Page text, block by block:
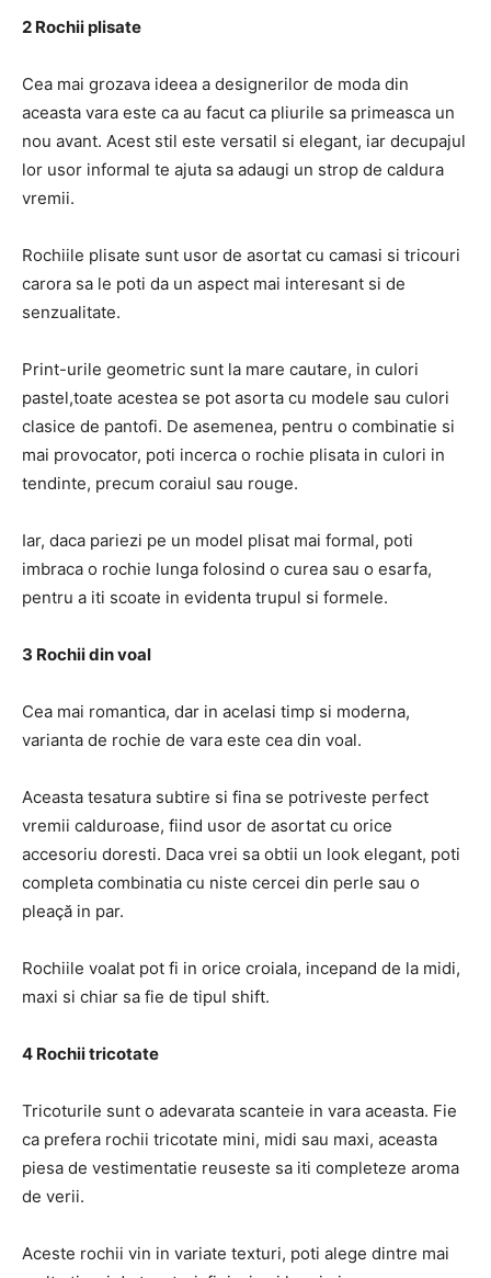
2 Rochii plisate
Cea mai grozava ideea a designerilor de moda din
aceasta vara este ca au facut ca pliurile sa primeasca un
nou avant. Acest stil este versatil si elegant, iar decupajul
lor usor informal te ajuta sa adaugi un strop de caldura
vremii.
Rochiile plisate sunt usor de asortat cu camasi si tricouri
carora sa le poti da un aspect mai interesant si de
senzualitate.
Print-urile geometric sunt la mare cautare, in culori
pastel,toate acestea se pot asorta cu modele sau culori
clasice de pantofi. De asemenea, pentru o combinatie si
mai provocator, poti incerca o rochie plisata in culori in
tendinte, precum coraiul sau rouge.
Iar, daca pariezi pe un model plisat mai formal, poti
imbraca o rochie lunga folosind o curea sau o esarfa,
pentru a iti scoate in evidenta trupul si formele.
3 Rochii din voal
Cea mai romantica, dar in acelasi timp si moderna,
varianta de rochie de vara este cea din voal.
Aceasta tesatura subtire si fina se potriveste perfect
vremii calduroase, fiind usor de asortat cu orice
accesoriu doresti. Daca vrei sa obtii un look elegant, poti
completa combinatia cu niste cercei din perle sau o
pleaçă in par.
Rochiile voalat pot fi in orice croiala, incepand de la midi,
maxi si chiar sa fie de tipul shift.
4 Rochii tricotate
Tricoturile sunt o adevarata scanteie in vara aceasta. Fie
ca prefera rochii tricotate mini, midi sau maxi, aceasta
piesa de vestimentatie reuseste sa iti completeze aroma
de verii.
Aceste rochii vin in variate texturi, poti alege dintre mai